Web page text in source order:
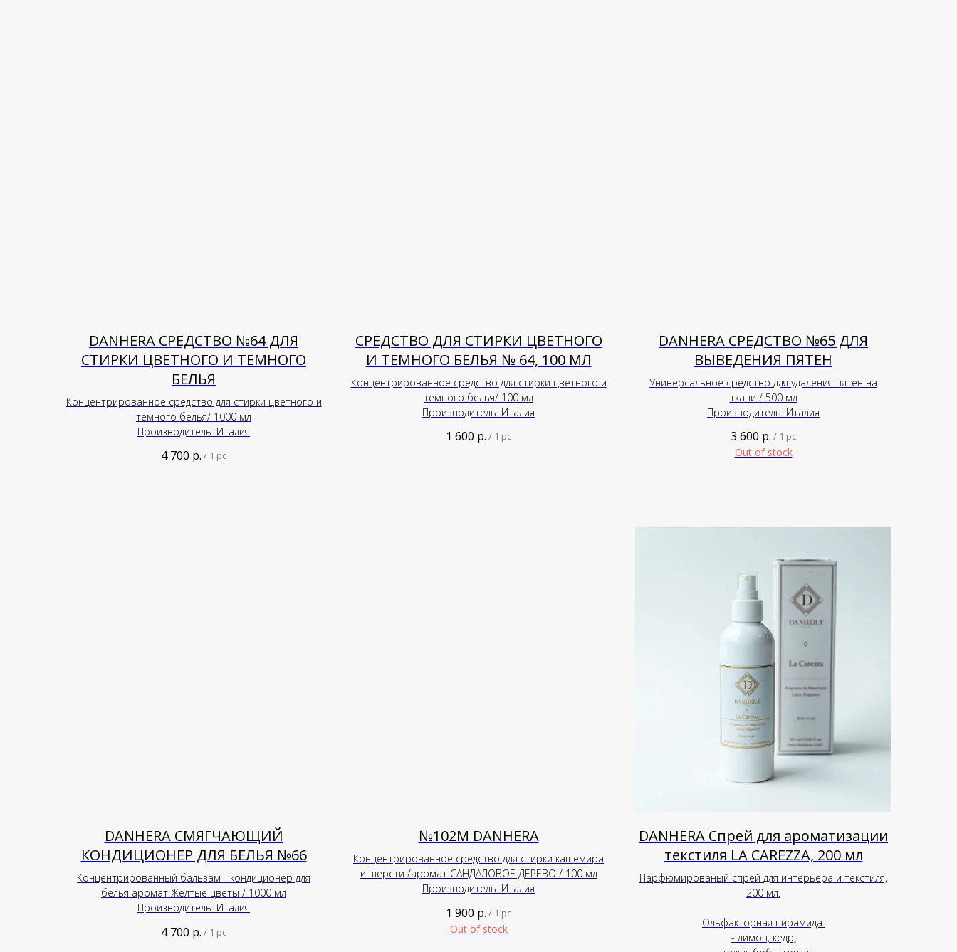
DANHERA СРЕДСТВО №64 ДЛЯ
СТИРКИ ЦВЕТНОГО И ТЕМНОГО
БЕЛЬЯ
Концентрированное средство для стирки цветного и
темного белья/ 1000 мл
Производитель: Италия
4 700 р. / 1 pc
СРЕДСТВО ДЛЯ СТИРКИ ЦВЕТНОГО
И ТЕМНОГО БЕЛЬЯ № 64, 100 МЛ
Концентрированное средство для стирки цветного и
темного белья/ 100 мл
Производитель: Италия
1 600 р. / 1 pc
DANHERA СРЕДСТВО №65 ДЛЯ
ВЫВЕДЕНИЯ ПЯТЕН
Универсальное средство для удаления пятен на
ткани / 500 мл
Производитель: Италия
3 600 р. / 1 pc
Out of stock
DANHERA СМЯГЧАЮЩИЙ
КОНДИЦИОНЕР ДЛЯ БЕЛЬЯ №66
Концентрированный бальзам - кондиционер для
белья аромат Желтые цветы / 1000 мл
Производитель: Италия
4 700 р. / 1 pc
№102М DANHERA
Концентрированное средство для стирки кашемира
и шерсти /аромат САНДАЛОВОЕ ДЕРЕВО / 100 мл
Производитель: Италия
1 900 р. / 1 pc
Out of stock
DANHERA Спрей для ароматизации
текстиля LA CAREZZA, 200 мл
Парфюмированый спрей для интерьера и текстиля,
200 мл.
Ольфакторная пирамида:
- лимон, кедр;